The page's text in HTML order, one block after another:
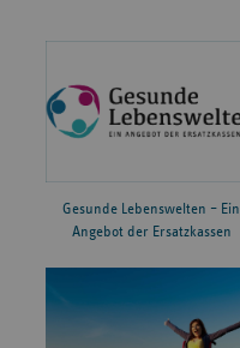
Gesunde Lebenswelten – Ein
Angebot der Ersatzkassen